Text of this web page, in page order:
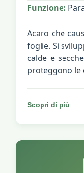
Funzione:
Acaro che
foglie. Si
calde e
proteggono le
Scopri di più